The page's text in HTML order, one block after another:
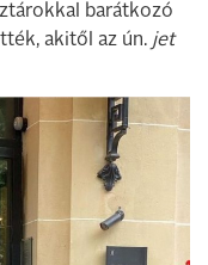
barátkozó
akitől az ún. jet